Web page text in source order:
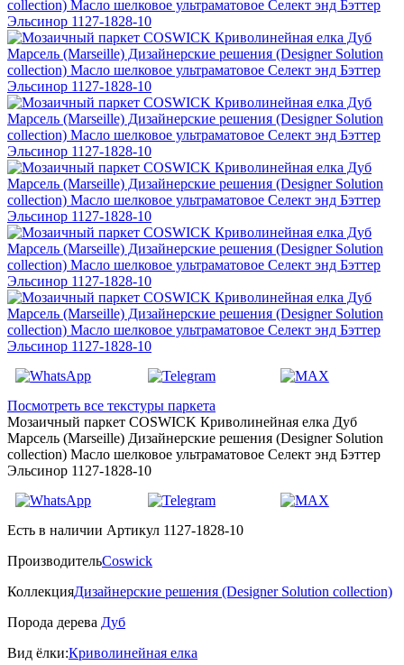
Посмотреть все текстуры паркета
Мозаичный паркет COSWICK Криволинейная елка Дуб
Марсель (Marseille) Дизайнерские решения (Designer Solution
collection) Масло шелковое ультраматовое Селект энд Бэттер
Эльсинор 1127-1828-10
Есть в наличии Артикул 1127-1828-10
ПроизводительCoswick
КоллекцияДизайнерские решения (Designer Solution collection)
Порода дерева Дуб
Вид ёлки:Криволинейная елка